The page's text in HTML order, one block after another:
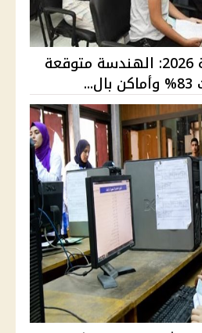
تنسيق علمي رياضة 2026: الهندسة متوقعة